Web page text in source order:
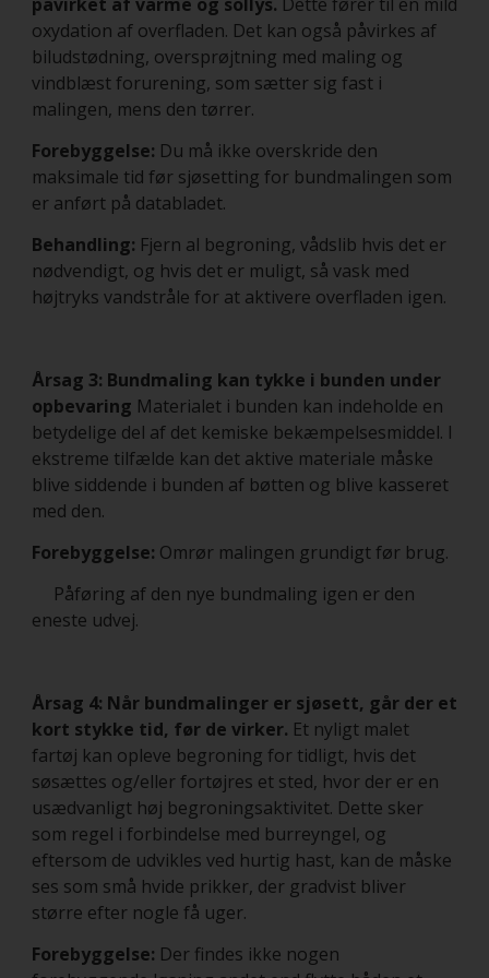
oxydation af overfladen. Det kan også påvirkes af
biludstødning, oversprøjtning med maling og
vindblæst forurening, som sætter sig fast i
malingen, mens den tørrer.
Forebyggelse: Du må ikke overskride den
maksimale tid før sjøsetting for bundmalingen som
er anført på databladet.
Behandling: Fjern al begroning, vådslib hvis det er
nødvendigt, og hvis det er muligt, så vask med
højtryks vandstråle for at aktivere overfladen igen.
Årsag 3: Bundmaling kan tykke i bunden under
opbevaring Materialet i bunden kan indeholde en
betydelige del af det kemiske bekæmpelsesmiddel. I
ekstreme tilfælde kan det aktive materiale måske
blive siddende i bunden af bøtten og blive kasseret
med den.
Forebyggelse: Omrør malingen grundigt før brug.
Påføring af den nye bundmaling igen er den
eneste udvej.
Årsag 4: Når bundmalinger er sjøsett, går der et
kort stykke tid, før de virker. Et nyligt malet
fartøj kan opleve begroning for tidligt, hvis det
søsættes og/eller fortøjres et sted, hvor der er en
usædvanligt høj begroningsaktivitet. Dette sker
som regel i forbindelse med burreyngel, og
eftersom de udvikles ved hurtig hast, kan de måske
ses som små hvide prikker, der gradvist bliver
større efter nogle få uger.
Forebyggelse: Der findes ikke nogen